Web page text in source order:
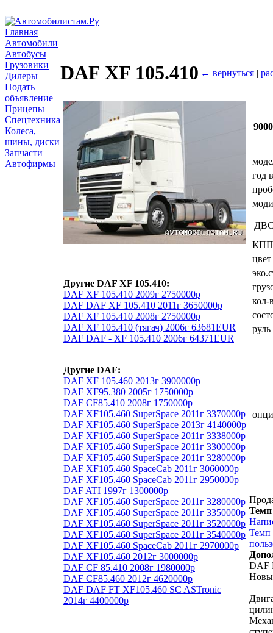
Главная
Автомобили
Автобусы
Грузовики
Дилеры
Подать
объявление
Прицепы
Спецтехника
Колеса,
шины, диски
Запчасти
Автофирмы
DAF XF 105.410 ← вернуться |
Другие DAF XF 105.410:
DAF XF 105.410 2009г 2750000р
DAF DAF XF 105.410 2011г 3650000р
DAF XF 105.410 2008г 2750000р
DAF XF 105.410 (тягач) 2006г 63681EUR
DAF DAF - XF 105.410 2006г 64371EUR
Другие DAF:
DAF XF 105.460 2013г 3900000р
DAF XF95.380 2005г 1750000р
DAF CF85.410 2008г 1750000р
DAF XF105.460 SuperSpace 2011г 3370000р
DAF XF105.460 SuperSpace 2013г 4140000р
DAF XF105.460 SuperSpace 2011г 3338000р
DAF XF105.460 SuperSpace 2011г 3300000р
DAF XF105.460 SuperSpace 2011г 3280000р
DAF XF105.460 SpaceCab 2011г 3060000р
DAF XF105.460 SpaceCab 2011г 2950000р
DAF ATI 1997г 1300000р
DAF XF105.460 SuperSpace 2011г 3280000р
DAF XF105.460 SuperSpace 2011г 3350000р
DAF XF105.460 SuperSpace 2011г 3520000р
DAF XF105.460 SuperSpace 2011г 3540000р
DAF XF105.460 SpaceCab 2011г 2970000р
DAF XF105.460 2012г 3000000р
DAF CF 85.410 2008г 1980000р
DAF CF85.460 2012г 4620000р
DAF DAF FT XF105.460 SC ASTronic
2014г 4400000р
год
КПП
цвет
кол-
руль
Темп
DAF